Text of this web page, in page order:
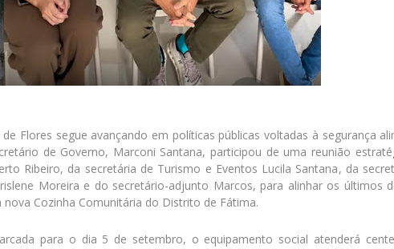
Flores segue avançando em políticas públicas voltadas à segurança
de Governo, Marconi Santana, participou de uma reunião
Ribeiro, da secretária de Turismo e Eventos Lucila Santana, da
Moreira e do secretário-adjunto Marcos, para alinhar os últimos
nova Cozinha Comunitária do Distrito de Fátima.
para o dia 5 de setembro, o equipamento social atenderá